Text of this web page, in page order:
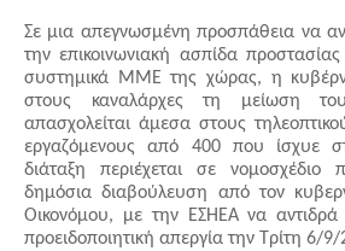
Σε μια απεγνωσμένη προσπάθεια να
την επικοινωνιακή ασπίδα
συστημικά ΜΜΕ της χώρας, η
στους καναλάρχες τη μείωση
απασχολείται άμεσα στους
εργαζόμενους από 400 που ίσχυε
διάταξη περιέχεται σε νομοσχέδιο
δημόσια διαβούλευση από τον
Οικονόμου, με την ΕΣΗΕΑ να
προειδοποιητική απεργία την Τρίτη 6/9/